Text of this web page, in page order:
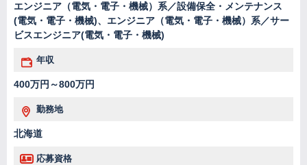
エンジニア（電気・電子・機械）系／設備保全・メンテナンス
(電気・電子・機械)、エンジニア（電気・電子・機械）系／サー
ビスエンジニア(電気・電子・機械)
年収
400万円～800万円
勤務地
北海道
応募資格